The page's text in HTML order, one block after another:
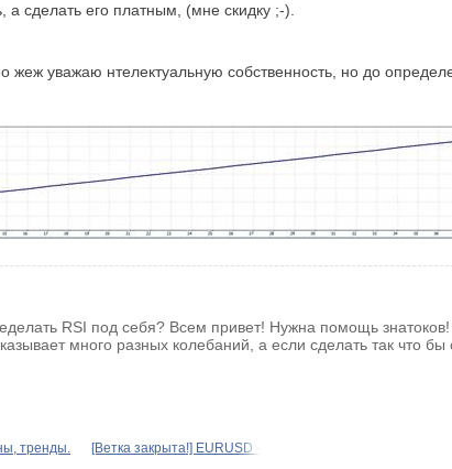
сделать его платным, (мне скидку ;-).
жеж уважаю нтелектуальную собственность, но до
RSI под себя? Всем привет! Нужна помощь
много разных колебаний, а если сделать так что бы
тренды. [Ветка закрыта!] EURUSD -